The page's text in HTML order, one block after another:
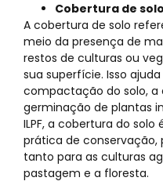
Cobertura de solo
A cobertura de solo
meio da presença de
restos de culturas ou
sua superfície. Isso
compactação do solo, a
germinação de plantas
ILPF, a cobertura do
prática de
tanto para as culturas
pastagem e a floresta.